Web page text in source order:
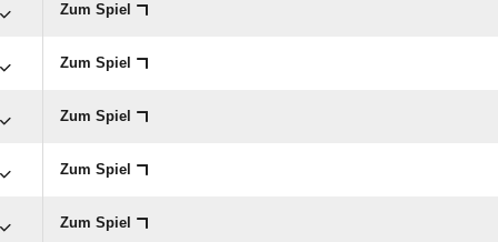
Zum Spiel
Zum Spiel
Zum Spiel
Zum Spiel
Zum Spiel